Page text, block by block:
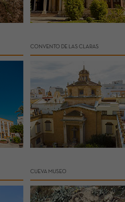
CONVENTO DE LAS CLARAS
CUEVA MUSEO